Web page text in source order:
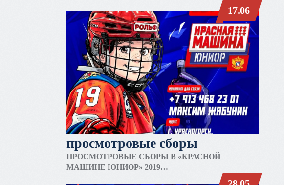
17.06
просмотровые сборы
ПРОСМОТРОВЫЕ СБОРЫ В «КРАСНОЙ
МАШИНЕ ЮНИОР» 2019